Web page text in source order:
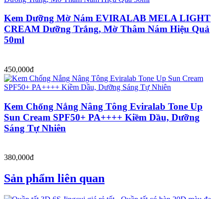
Kem Dưỡng Mờ Nám EVIRALAB MELA LIGHT
CREAM Dưỡng Trắng, Mờ Thâm Nám Hiệu Quả
50ml
450,000đ
Kem Chống Nắng Nâng Tông Eviralab Tone Up
Sun Cream SPF50+ PA++++ Kiềm Dầu, Dưỡng
Sáng Tự Nhiên
380,000đ
Sản phẩm liên quan